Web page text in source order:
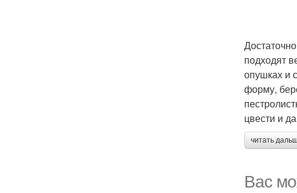
подходят
опушках и
форму,
цвести и
читать
Вас